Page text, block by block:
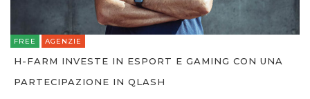
FREE AGENZIE
H-FARM INVESTE IN ESPORT E GAMING CON UNA
PARTECIPAZIONE IN QLASH